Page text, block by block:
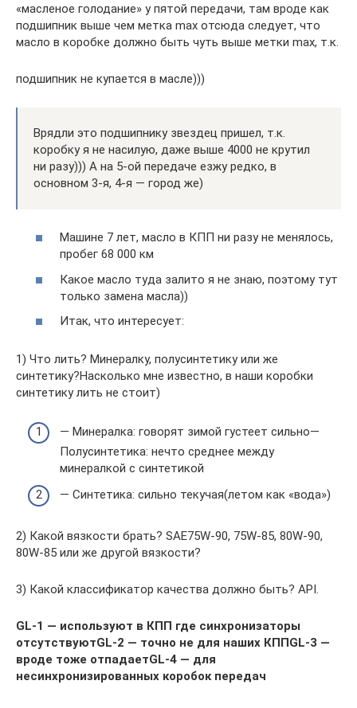
«масленое голодание» у пятой передачи, там вроде как
подшипник выше чем метка max отсюда следует, что
масло в коробке должно быть чуть выше метки max, т.к.
подшипник не купается в масле)))
Врядли это подшипнику звездец пришел, т.к.
коробку я не насилую, даже выше 4000 не крутил
ни разу))) А на 5-ой передаче езжу редко, в
основном 3-я, 4-я — город же)
Машине 7 лет, масло в КПП ни разу не менялось,
пробег 68 000 км
Какое масло туда залито я не знаю, поэтому тут
только замена масла))
Итак, что интересует:
1) Что лить? Минералку, полусинтетику или же
синтетику?Насколько мне известно, в наши коробки
синтетику лить не стоит)
— Минералка: говорят зимой густеет сильно—
Полусинтетика: нечто среднее между
минералкой с синтетикой
— Синтетика: сильно текучая(летом как «вода»)
2) Какой вязкости брать? SAE75W-90, 75W-85, 80W-90,
80W-85 или же другой вязкости?
3) Какой классификатор качества должно быть? API.
GL-1 — используют в КПП где синхронизаторы
отсутствуютGL-2 — точно не для наших КППGL-3 —
вроде тоже отпадаетGL-4 — для
несинхронизированных коробок передач